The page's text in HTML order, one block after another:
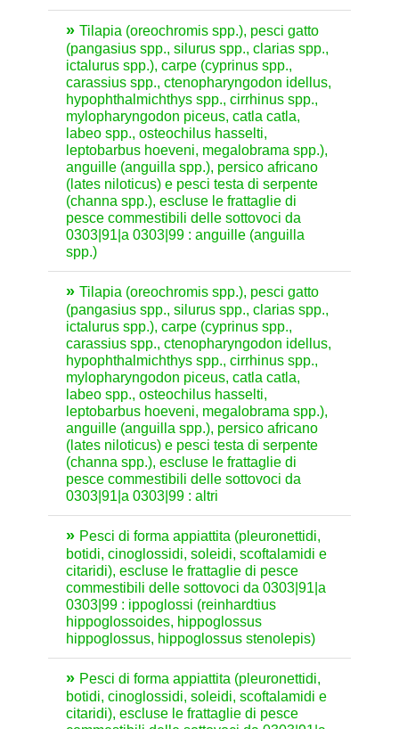
Tilapia (oreochromis spp.), pesci gatto
(pangasius spp., silurus spp., clarias spp.,
ictalurus spp.), carpe (cyprinus spp.,
carassius spp., ctenopharyngodon idellus,
hypophthalmichthys spp., cirrhinus spp.,
mylopharyngodon piceus, catla catla,
labeo spp., osteochilus hasselti,
leptobarbus hoeveni, megalobrama spp.),
anguille (anguilla spp.), persico africano
(lates niloticus) e pesci testa di serpente
(channa spp.), escluse le frattaglie di
pesce commestibili delle sottovoci da
0303|91|a 0303|99 : anguille (anguilla
spp.)
Tilapia (oreochromis spp.), pesci gatto
(pangasius spp., silurus spp., clarias spp.,
ictalurus spp.), carpe (cyprinus spp.,
carassius spp., ctenopharyngodon idellus,
hypophthalmichthys spp., cirrhinus spp.,
mylopharyngodon piceus, catla catla,
labeo spp., osteochilus hasselti,
leptobarbus hoeveni, megalobrama spp.),
anguille (anguilla spp.), persico africano
(lates niloticus) e pesci testa di serpente
(channa spp.), escluse le frattaglie di
pesce commestibili delle sottovoci da
0303|91|a 0303|99 : altri
Pesci di forma appiattita (pleuronettidi,
botidi, cinoglossidi, soleidi, scoftalamidi e
citaridi), escluse le frattaglie di pesce
commestibili delle sottovoci da 0303|91|a
0303|99 : ippoglossi (reinhardtius
hippoglossoides, hippoglossus
hippoglossus, hippoglossus stenolepis)
Pesci di forma appiattita (pleuronettidi,
botidi, cinoglossidi, soleidi, scoftalamidi e
citaridi), escluse le frattaglie di pesce